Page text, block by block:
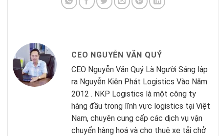
CEO NGUYỄN VĂN QUÝ
CEO Nguyễn Văn Quý Là Người Sáng lập
ra Nguyễn Kiên Phát Logistics Vào Năm
2012 . NKP Logistics là một công ty
hàng đầu trong lĩnh vực logistics tại Việt
Nam, chuyên cung cấp các dịch vụ vận
chuyển hàng hoá và cho thuê xe tải chở